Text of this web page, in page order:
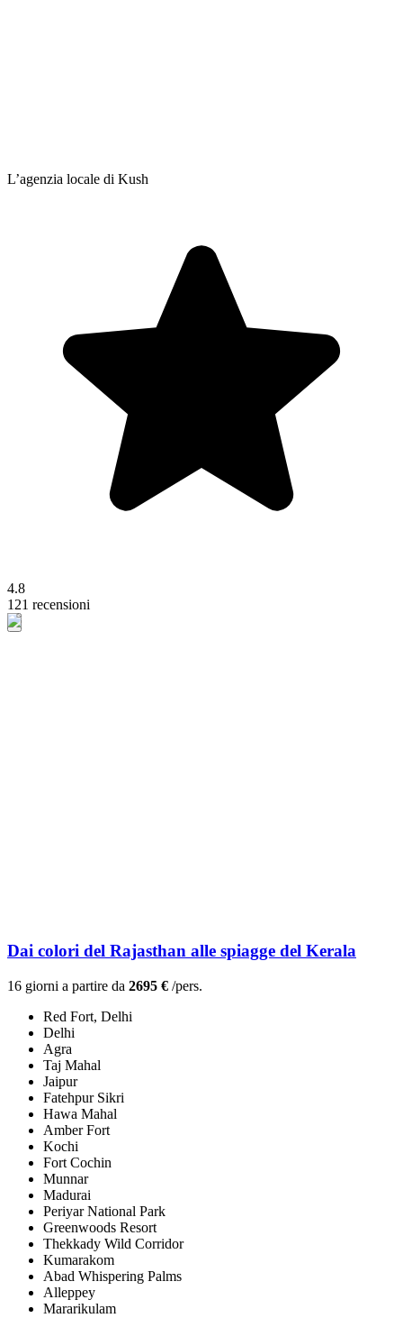
L’agenzia locale di Kush
4.8
121 recensioni
Dai colori del Rajasthan alle spiagge del Kerala
16 giorni a partire da 2695 € /pers.
Red Fort, Delhi
Delhi
Agra
Taj Mahal
Jaipur
Fatehpur Sikri
Hawa Mahal
Amber Fort
Kochi
Fort Cochin
Munnar
Madurai
Periyar National Park
Greenwoods Resort
Thekkady Wild Corridor
Kumarakom
Abad Whispering Palms
Alleppey
Mararikulam